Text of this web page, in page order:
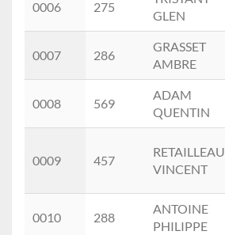
0006 275
GLEN
0007 286
GRASSET
AMBRE
0008 569
ADAM
QUENTIN
0009 457
RETAILLEAU
VINCENT
0010 288
ANTOINE
PHILIPPE